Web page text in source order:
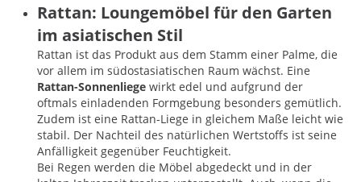
Rattan: Loungemöbel für den Garten
im asiatischen Stil
Rattan ist das Produkt aus dem Stamm einer Palme, die
vor allem im südostasiatischen Raum wächst. Eine
Rattan-Sonnenliegewirkt edel und aufgrund der
oftmals einladenden Formgebung besonders gemütlich.
Zudem ist eine Rattan-Liege in gleichem Maße leicht wie
stabil. Der Nachteil des natürlichen Wertstoffs ist seine
Anfälligkeit gegenüber Feuchtigkeit.
Bei Regen werden die Möbel abgedeckt und in der